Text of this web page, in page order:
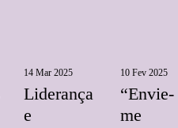
14 Mar 2025
Liderança
e
10 Fev 2025
“Envie-
me